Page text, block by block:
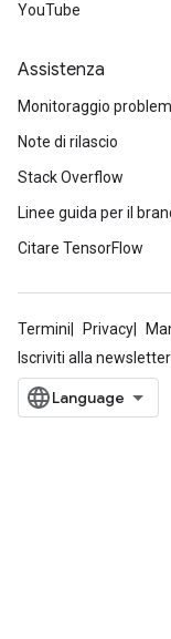
YouTube
Assistenza
Monitoraggio
Note di rilascio
Stack Overflow
Linee guida per il
Citare TensorFlow
Termini Privacy
Iscriviti alla